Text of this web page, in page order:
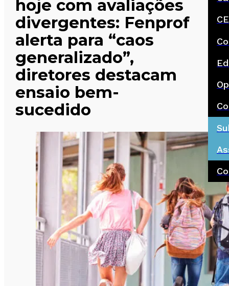
hoje com avaliações
divergentes: Fenprof
alerta para “caos
generalizado”,
diretores destacam
ensaio bem-
sucedido